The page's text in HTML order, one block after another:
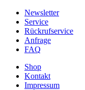
Newsletter
Service
Rückrufservice
Anfrage
FAQ
Shop
Kontakt
Impressum